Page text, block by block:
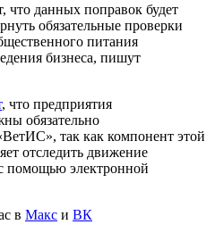
данных поправок будет
обязательные проверки
питания
бизнеса, пишут
, что предприятия
обязательно
так как компонент этой
отследить движение
помощью электронной
в Макс и ВК